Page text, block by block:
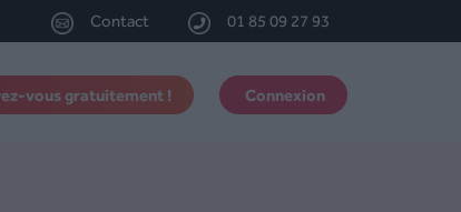
Contact 01 85 09 27 93
vous gratuitement ! Connexion